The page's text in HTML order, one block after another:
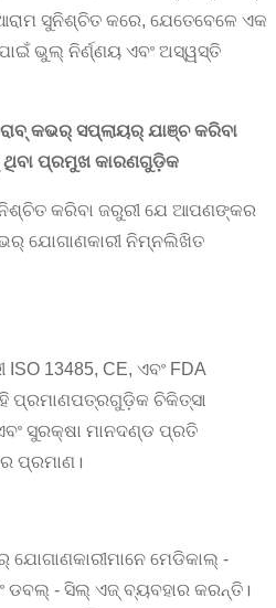
ସୁନିଶ୍ଚିତ କରେ, ଯେତେବେଳେ ଏକ
ଭୁଲ୍ ନିର୍ଣ୍ଣୟ ଏବଂ ଅସ୍ୱସ୍ତି
କଭର୍ ସପ୍ଲାୟର୍ ଯାଞ୍ଚ କରିବା
ପ୍ରମୁଖ କାରଣଗୁଡ଼ିକ
ନିଶ୍ଚିତ କରିବା ଜରୁରୀ ଯେ ଆପଣଙ୍କର
ଯୋଗାଣକାରୀ ନିମ୍ନଲିଖିତ
13485, CE, ଏବଂ FDA
ପ୍ରମାଣପତ୍ରଗୁଡ଼ିକ ଚିକିତ୍ସା
ସୁରକ୍ଷା ମାନଦଣ୍ଡ ପ୍ରତି
ପ୍ରମାଣ।
ମେଡିକାଲ୍ -
ଡବଲ୍ - ସିଲ୍ ଏଜ୍ ବ୍ୟବହାର କରନ୍ତି।